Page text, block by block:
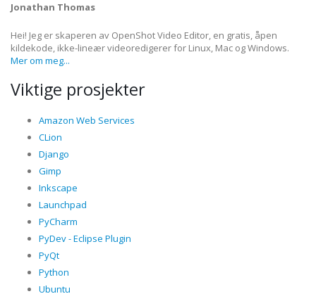
Jonathan Thomas
Hei! Jeg er skaperen av OpenShot Video Editor, en gratis, åpen
kildekode, ikke-lineær videoredigerer for Linux, Mac og Windows.
Mer om meg...
Viktige prosjekter
Amazon Web Services
CLion
Django
Gimp
Inkscape
Launchpad
PyCharm
PyDev - Eclipse Plugin
PyQt
Python
Ubuntu